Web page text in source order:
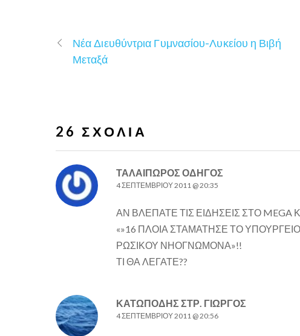
Νέα Διευθύντρια Γυμνασίου-Λυκείου η Βιβή
Μεταξά
26 ΣΧΌΛΙΑ
ΤΑΛΑΙΠΩΡΟΣ ΟΔΗΓΟΣ
4 ΣΕΠΤΕΜΒΡΊΟΥ 2011 @ 20:35
ΑΝ ΒΛΕΠΑΤΕ ΤΙΣ ΕΙΔΗΣΕΙΣ ΣΤΟ MEGA
«»16 ΠΛΟΙΑ ΣΤΑΜΑΤΗΣΕ ΤΟ
ΡΩΣΙΚΟΥ ΝΗΟΓΝΩΜΟΝΑ»!!
ΤΙ ΘΑ ΛΕΓΑΤΕ??
ΚΑΤΩΠΌΔΗΣ ΣΤΡ. ΓΙΏΡΓΟΣ
4 ΣΕΠΤΕΜΒΡΊΟΥ 2011 @ 20:56